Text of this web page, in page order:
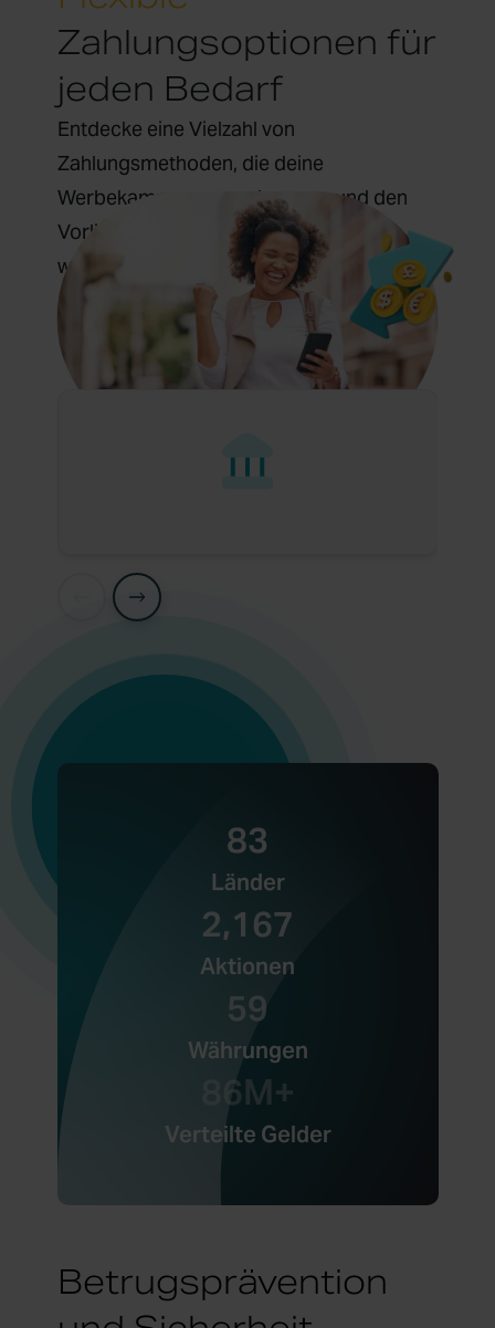
Zahlungsoptionen für
jeden Bedarf
Entdecke eine Vielzahl von
Zahlungsmethoden, die deine
Werbekampagnen verbessern und den
Vorlieben deines Publikums gerecht
werden: